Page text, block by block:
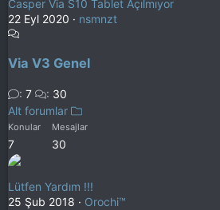
Casper Via S10 Tablet Açılmıyor
22 Eyl 2020
nsmnzt
Via V3 Genel
7
30
Alt forumlar
Konular
7
Mesajlar
30
Lütfen Yardım !!!
25 Şub 2018
Orochi™